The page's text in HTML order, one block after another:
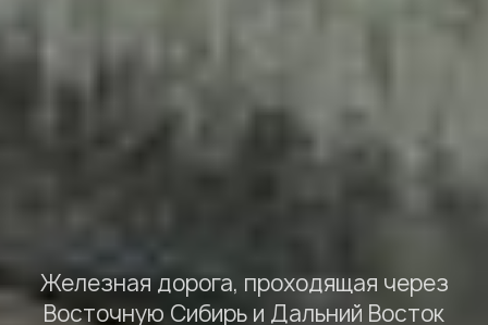
Железная дорога, проходящая через
Восточную Сибирь и Дальний Восток